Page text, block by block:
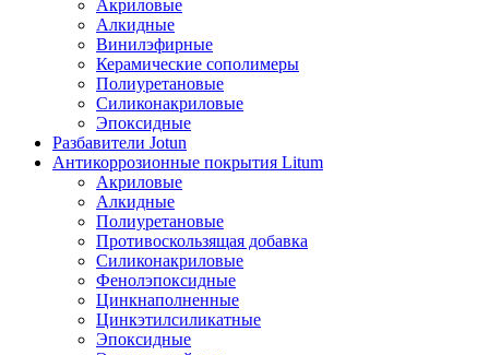
Акриловые
Алкидные
Винилэфирные
Керамические сополимеры
Полиуретановые
Силиконакриловые
Эпоксидные
Разбавители Jotun
Антикоррозионные покрытия Litum
Акриловые
Алкидные
Полиуретановые
Противоскользящая добавка
Силиконакриловые
Фенолэпоксидные
Цинкнаполненные
Цинкэтилсиликатные
Эпоксидные